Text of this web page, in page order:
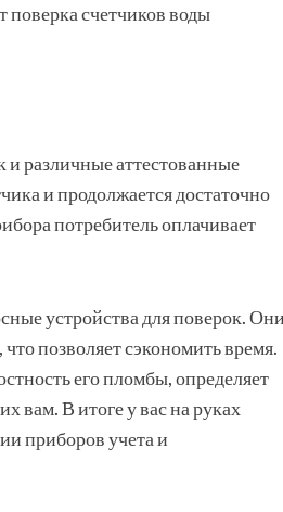
поверка счетчиков воды
различные аттестованные
и продолжается достаточно
потребитель оплачивает
устройства для поверок.
позволяет сэкономить время.
его пломбы, определяет
вам. В итоге у вас на руках
приборов учета и